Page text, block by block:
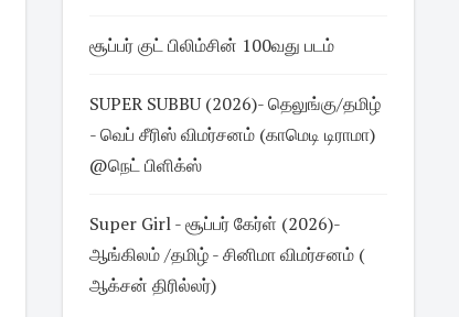
சூப்பர் குட் பிலிம்சின் 100வது படம்
SUPER SUBBU (2026)- தெலுங்கு/தமிழ்
- வெப் சீரிஸ் விமர்சனம் (காமெடி டிராமா)
@நெட் பிளிக்ஸ்
Super Girl - சூப்பர் கேர்ள் (2026)-
ஆங்கிலம் /தமிழ் - சினிமா விமர்சனம் (
ஆக்சன் திரில்லர்)